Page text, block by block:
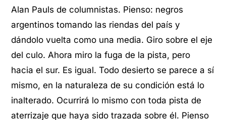
Alan Pauls de columnistas. Pienso: negros
argentinos tomando las riendas del país y
dándolo vuelta como una media. Giro sobre el eje
del culo. Ahora miro la fuga de la pista, pero
hacia el sur. Es igual. Todo desierto se parece a sí
mismo, en la naturaleza de su condición está lo
inalterado. Ocurrirá lo mismo con toda pista de
aterrizaje que haya sido trazada sobre él. Pienso